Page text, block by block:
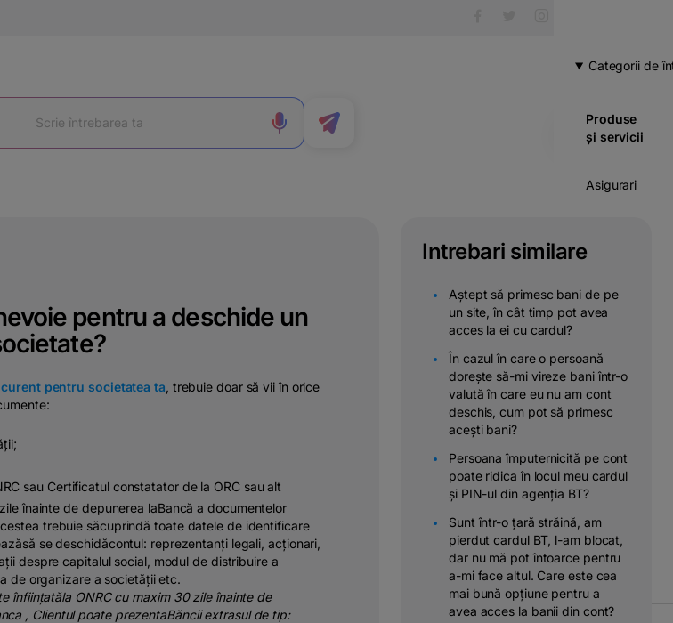
MENIU
Categorii de
Produse
și servicii
Asigurari
Credite
Economii
& investitii
Operatiuni
transferuri
bancare
pentru
companii
pentru a deschide un
pentru societatea ta , trebuie doar să vii în orice
sauCertificatul constatatorde la ORC saualt
înainte de depunerea laBancă a documentelor
trebuie săcuprindă toate datele de identificare
să sedeschidăcontul: reprezentanțilegali,acționari
despre capitalul social, modul de distribuire a
de organizare a societățiietc.
înființatăla ONRC cu maxim 30 zile înaintede
, Clientul poate prezentaBănciiextrasul de tip:
Intrebari similare
Aștept să primesc bani de pe
un site, în cât timp pot avea
acces la ei cu cardul?
În cazul în care o persoană
dorește să-mi vireze bani într-o
valută în care eu nu am cont
deschis, cum pot să primesc
acești bani?
Persoana împuternicită pe cont
poate ridica în locul meu cardul
și PIN-ul din agenția BT?
Sunt într-o țară străină, am
pierdut cardul BT, l-am blocat,
dar nu mă pot întoarce pentru
a-mi face altul. Care este cea
mai bună opțiune pentru a
avea acces la banii din cont?